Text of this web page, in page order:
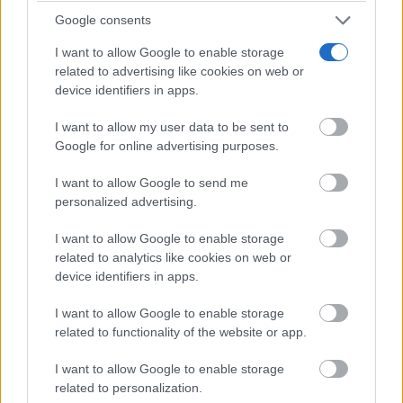
Google consents
I want to allow Google to enable storage
related to advertising like cookies on web or
device identifiers in apps.
I want to allow my user data to be sent to
Google for online advertising purposes.
I want to allow Google to send me
personalized advertising.
I want to allow Google to enable storage
related to analytics like cookies on web or
device identifiers in apps.
I want to allow Google to enable storage
related to functionality of the website or app.
I want to allow Google to enable storage
related to personalization.
intervención en la situación fiscal de Castilla-La
Mancha. Según ha manifestado, la región es “cada
día más pobre” porque soporta una mayor carga
impositiva y porque, a su juicio, los ciudadanos
pagan más sin recibir mejores servicios.
El dirigente popular ha afirmado que el Gobierno de
Emiliano García-Page presume de recaudar más, pero
ha advertido de que esa mayor recaudación se
produce en un contexto de inflación y pérdida de
acumulada del28,7% desde 2015
, una subida de los